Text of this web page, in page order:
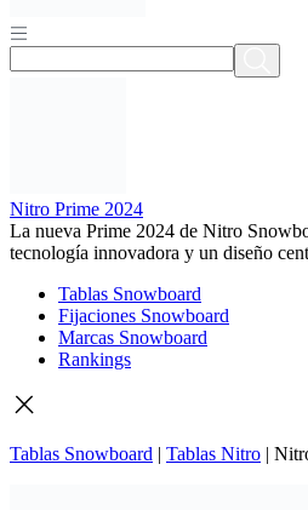
Nitro Prime 2024
La nueva Prime 2024 de Nitro
tecnología innovadora y un diseño
Tablas Snowboard
Fijaciones Snowboard
Marcas Snowboard
Rankings
Tablas Snowboard | Tablas Nitro |